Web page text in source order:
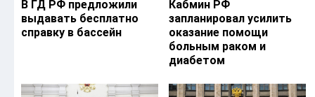
В ГД РФ предложили
выдавать бесплатно
справку в бассейн
Кабмин РФ
запланировал усилить
оказание помощи
больным раком и
диабетом